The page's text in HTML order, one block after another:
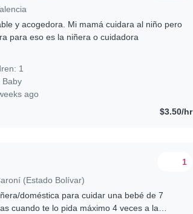
y acogedora. Mi mamá cuidara al niño pero
para eso es la niñera o cuidadora
1
Baby
ago
$3.50/hr
(Estado Bolívar)
1
doméstica para cuidar una bebé de 7
cuando te lo pida máximo 4 veces a la